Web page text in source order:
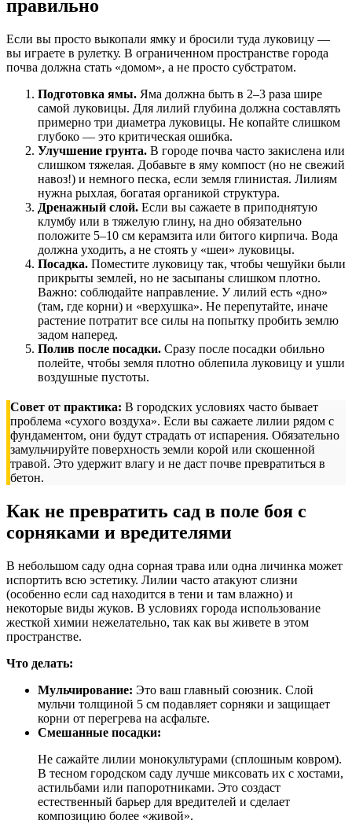
правильно
Если вы просто выкопали ямку и бросили туда луковицу —
вы играете в рулетку. В ограниченном пространстве города
почва должна стать «домом», а не просто субстратом.
Подготовка ямы. Яма должна быть в 2–3 раза шире
самой луковицы. Для лилий глубина должна составлять
примерно три диаметра луковицы. Не копайте слишком
глубоко — это критическая ошибка.
Улучшение грунта. В городе почва часто закислена или
слишком тяжелая. Добавьте в яму компост (но не свежий
навоз!) и немного песка, если земля глинистая. Лилиям
нужна рыхлая, богатая органикой структура.
Дренажный слой. Если вы сажаете в приподнятую
клумбу или в тяжелую глину, на дно обязательно
положите 5–10 см керамзита или битого кирпича. Вода
должна уходить, а не стоять у «шеи» луковицы.
Посадка. Поместите луковицу так, чтобы чешуйки были
прикрыты землей, но не засыпаны слишком плотно.
Важно: соблюдайте направление. У лилий есть «дно»
(там, где корни) и «верхушка». Не перепутайте, иначе
растение потратит все силы на попытку пробить землю
задом наперед.
Полив после посадки. Сразу после посадки обильно
полейте, чтобы земля плотно облепила луковицу и ушли
воздушные пустоты.
Совет от практика: В городских условиях часто бывает
проблема «сухого воздуха». Если вы сажаете лилии рядом с
фундаментом, они будут страдать от испарения. Обязательно
замульчируйте поверхность земли корой или скошенной
травой. Это удержит влагу и не даст почве превратиться в
бетон.
Как не превратить сад в поле боя с
сорняками и вредителями
В небольшом саду одна сорная трава или одна личинка может
испортить всю эстетику. Лилии часто атакуют слизни
(особенно если сад находится в тени и там влажно) и
некоторые виды жуков. В условиях города использование
жесткой химии нежелательно, так как вы живете в этом
пространстве.
Что делать:
Мульчирование: Это ваш главный союзник. Слой
мульчи толщиной 5 см подавляет сорняки и защищает
корни от перегрева на асфальте.
Смешанные посадки:
Не сажайте лилии монокультурами (сплошным ковром).
В тесном городском саду лучше миксовать их с хостами,
астильбами или папоротниками. Это создаст
естественный барьер для вредителей и сделает
композицию более «живой».